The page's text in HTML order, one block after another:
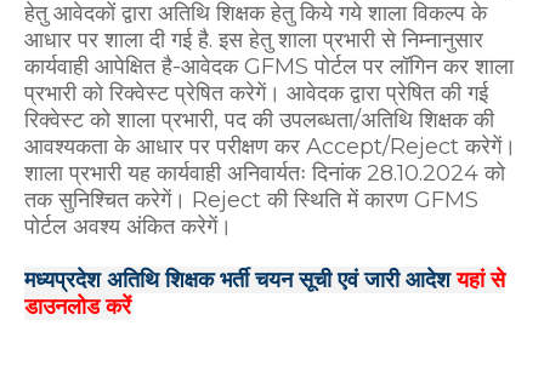
हेतु आवेदकों द्वारा अतिथि शिक्षक हेतु किये गये शाला विकल्प के
आधार पर शाला दी गई है. इस हेतु शाला प्रभारी से निम्नानुसार
कार्यवाही आपेक्षित है-आवेदक GFMS पोर्टल पर लॉगिन कर शाला
प्रभारी को रिक्वेस्ट प्रेषित करेगें। आवेदक द्वारा प्रेषित की गई
रिक्वेस्ट को शाला प्रभारी, पद की उपलब्धता/अतिथि शिक्षक की
आवश्यकता के आधार पर परीक्षण कर Accept/Reject करेगें।
शाला प्रभारी यह कार्यवाही अनिवार्यतः दिनांक 28.10.2024 को
तक सुनिश्चित करेगें। Reject की स्थिति में कारण GFMS
पोर्टल अवश्य अंकित करेगें।
मध्यप्रदेश अतिथि शिक्षक भर्ती चयन सूची एवं जारी आदेशयहां से
डाउनलोड करें